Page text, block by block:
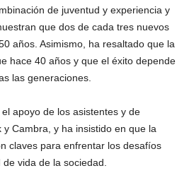
de juventud y experiencia y
que dos de cada tres nuevos
años. Asimismo, ha resaltado que la
hace 40 años y que el éxito depende
las generaciones.
apoyo de los asistentes y de
Cambra, y ha insistido en que la
claves para enfrentar los desafíos
vida de la sociedad.